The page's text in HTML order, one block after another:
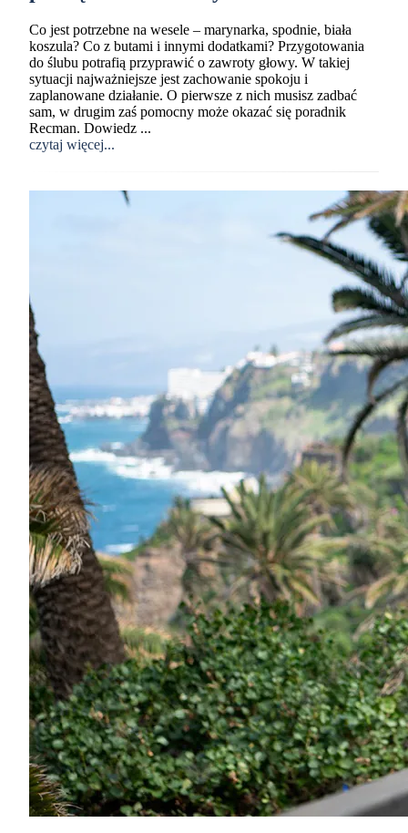
Co jest potrzebne na wesele – marynarka, spodnie, biała
koszula? Co z butami i innymi dodatkami? Przygotowania
do ślubu potrafią przyprawić o zawroty głowy. W takiej
sytuacji najważniejsze jest zachowanie spokoju i
zaplanowane działanie. O pierwsze z nich musisz zadbać
sam, w drugim zaś pomocny może okazać się poradnik
Recman. Dowiedz ...
czytaj więcej...